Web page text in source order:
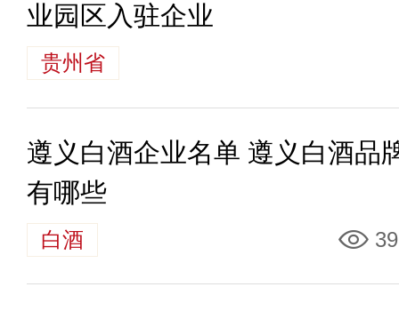
业园区入驻企业
贵州省
遵义白酒企业名单 遵义白酒品
有哪些
白酒